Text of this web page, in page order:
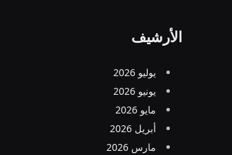
الأرشيف
يوليو 2026
يونيو 2026
مايو 2026
أبريل 2026
مارس 2026